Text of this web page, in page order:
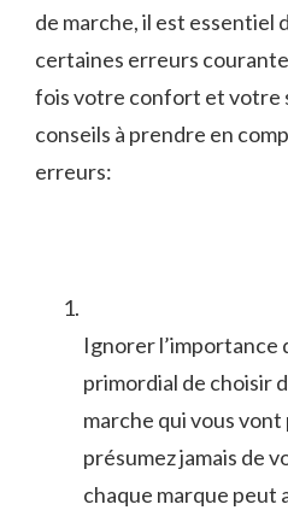
de marche, il⁢ est essentiel
certaines erreurs
fois votre ⁣confort et votre
conseils à prendre en
erreurs:
Ignorer l’importance
primordial de choisir
marche qui vous
présumez jamais de
chaque ​marque peut